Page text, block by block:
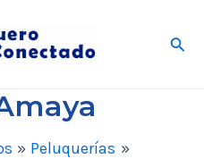
Peluquerías